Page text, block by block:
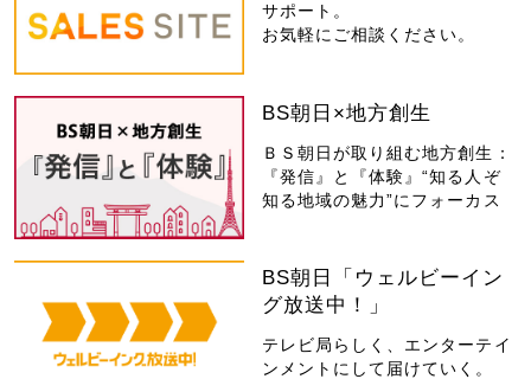
サポート。
お気軽にご相談ください。
BS朝日×地方創生
ＢＳ朝日が取り組む地方創生：
『発信』と『体験』“知る人ぞ
知る地域の魅力”にフォーカス
BS朝日「ウェルビーイン
グ放送中！」
テレビ局らしく、エンターテイ
ンメントにして届けていく。